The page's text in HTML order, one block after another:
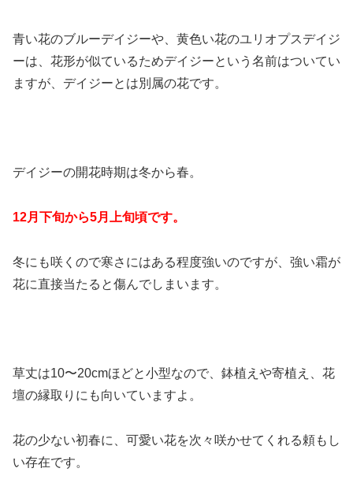
青い花のブルーデイジーや、黄色い花のユリオプスデイジ
ーは、花形が似ているためデイジーという名前はついてい
ますが、デイジーとは別属の花です。
デイジーの開花時期は冬から春。
12月下旬から5月上旬頃です。
冬にも咲くので寒さにはある程度強いのですが、強い霜が
花に直接当たると傷んでしまいます。
草丈は10〜20cmほどと小型なので、鉢植えや寄植え、花
壇の縁取りにも向いていますよ。
花の少ない初春に、可愛い花を次々咲かせてくれる頼もし
い存在です。